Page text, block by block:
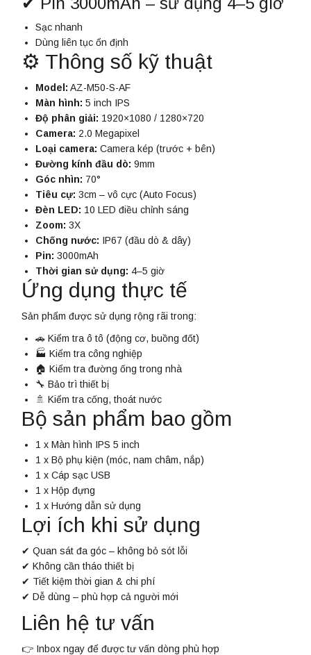
Sạc nhanh
Dùng liên tục ổn định
⚙️ Thông số kỹ thuật
Model: AZ-M50-S-AF
Màn hình: 5 inch IPS
Độ phân giải: 1920×1080 / 1280×720
Camera: 2.0 Megapixel
Loại camera: Camera kép (trước + bên)
Đường kính đầu dò: 9mm
Góc nhìn: 70°
Tiêu cự: 3cm – vô cực (Auto Focus)
Đèn LED: 10 LED điều chỉnh sáng
Zoom: 3X
Chống nước: IP67 (đầu dò & dây)
Pin: 3000mAh
Thời gian sử dụng: 4–5 giờ
Ứng dụng thực tế
Sản phẩm được sử dụng rộng rãi trong:
🚗 Kiểm tra ô tô (động cơ, buồng đốt)
🏭 Kiểm tra công nghiệp
🏠 Kiểm tra đường ống trong nhà
🔧 Bảo trì thiết bị
🚿 Kiểm tra cống, thoát nước
Bộ sản phẩm bao gồm
1 x Màn hình IPS 5 inch
1 x Bộ phụ kiện (móc, nam châm, nắp)
1 x Cáp sạc USB
1 x Hộp đựng
1 x Hướng dẫn sử dụng
Lợi ích khi sử dụng
✔ Quan sát đa góc – không bỏ sót lỗi
✔ Không cần tháo thiết bị
✔ Tiết kiệm thời gian & chi phí
✔ Dễ dùng – phù hợp cả người mới
Liên hệ tư vấn
👉 Inbox ngay để được tư vấn dòng phù hợp